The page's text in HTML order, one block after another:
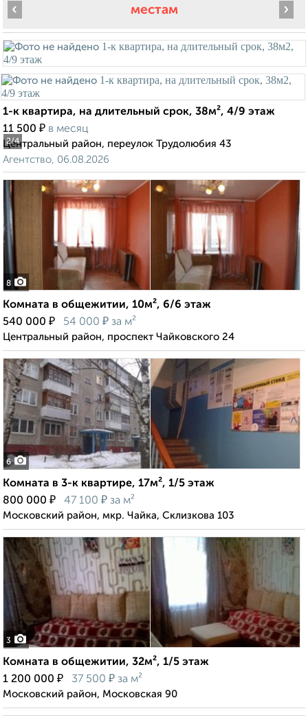
местам
2/4
‹ ›
1-к квартира, на длительный срок, 38м², 4/9 этаж
11 500 ₽ в месяц
Центральный район, переулок Трудолюбия 43
Агентство, 06.08.2026
8
Комната в общежитии, 10м², 6/6 этаж
540 000 ₽ 54 000 ₽ за м²
Центральный район, проспект Чайковского 24
6
Комната в 3-к квартире, 17м², 1/5 этаж
800 000 ₽ 47 100 ₽ за м²
Московский район, мкр. Чайка, Склизкова 103
3
Комната в общежитии, 32м², 1/5 этаж
1 200 000 ₽ 37 500 ₽ за м²
Московский район, Московская 90